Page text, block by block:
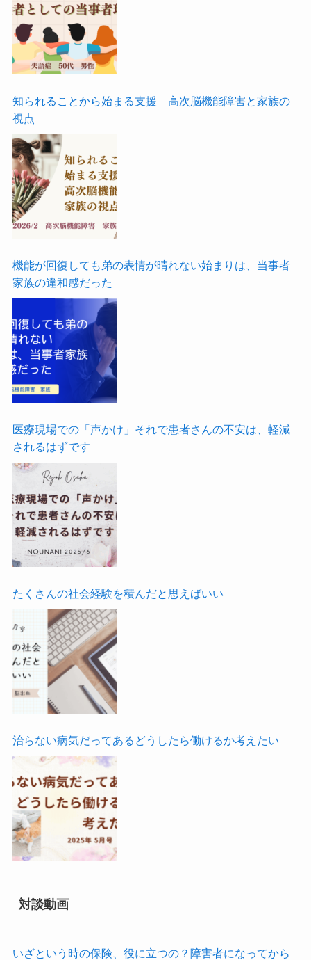
知られることから始まる支援 高次脳機能障害と家族の
視点
機能が回復しても弟の表情が晴れない始まりは、当事者
家族の違和感だった
医療現場での「声かけ」それで患者さんの不安は、軽減
されるはずです
たくさんの社会経験を積んだと思えばいい
治らない病気だってあるどうしたら働けるか考えたい
対談動画
いざという時の保険、役に立つの？障害者になってから